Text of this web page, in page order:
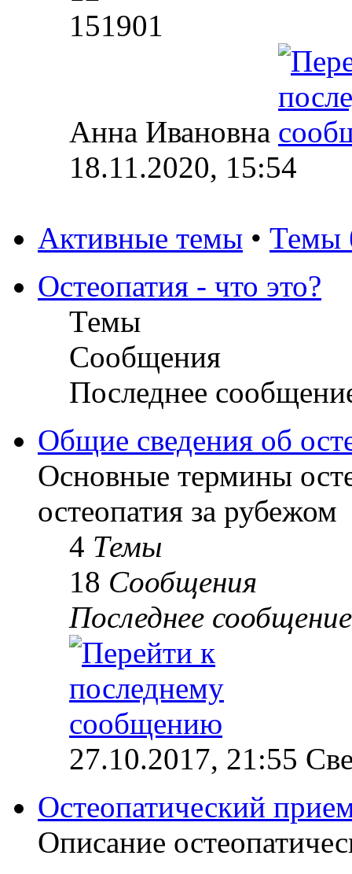
151901
Анна Ивановна
18.11.2020, 15:54
Активные темы • Темы
Остеопатия - что это?
Темы
Сообщения
Последнее
Общие сведения об
Основные термины
остеопатия за рубежом
4 Темы
18 Сообщения
Последнее сообщение
27.10.2017, 21:55
Остеопатический
Описание